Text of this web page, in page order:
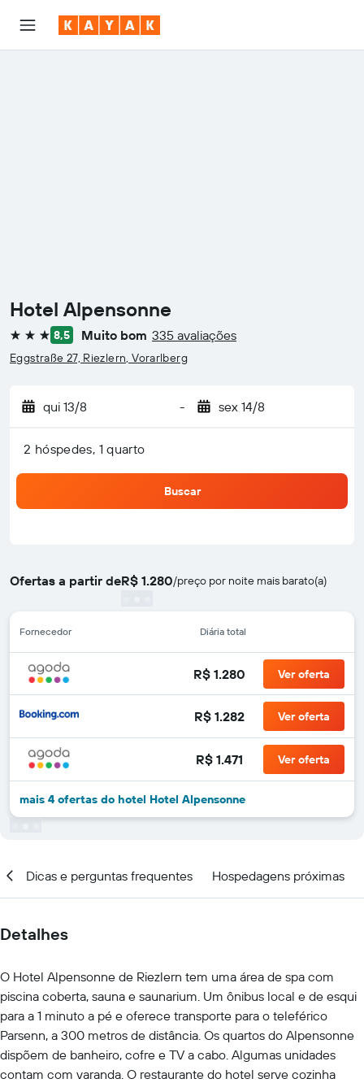
Hotel Alpensonne
3 estrelas8,5 Muito bom 335 avaliações
Eggstraße 27, Riezlern, Vorarlberg
qui 13/8 - sex 14/8
2 hóspedes, 1 quarto
Buscar
Ofertas a partir deR$ 1.280/preço por noite mais barato(a)
Fornecedor Diária total
R$ 1.280 Ver oferta
R$ 1.282 Ver oferta
R$ 1.471 Ver oferta
mais 4 ofertas do hotel Hotel Alpensonne
Dicas e perguntas frequentes Hospedagens próximas
Detalhes
O Hotel Alpensonne de Riezlern tem uma área de spa com
piscina coberta, sauna e saunarium. Um ônibus local e de esqui
para a 1 minuto a pé e oferece transporte para o teleférico
Parsenn, a 300 metros de distância. Os quartos do Alpensonne
dispõem de banheiro, cofre e TV a cabo. Algumas unidades
contam com varanda. O restaurante do hotel serve cozinha